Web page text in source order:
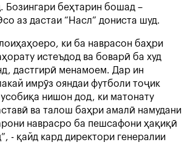
Бозингари беҳтарин бошад –
аз дастаи “Насл” дониста шуд.
ки ба наврасон баҳри
истеъдод ва боварӣ ба худ
дастгирӣ менамоем. Дар ин
имрӯз ояндаи футболи тоҷик
нишон дод, ки матонату
ва талош баҳри амалӣ намудани
наврасро ба пешсафони ҳақиқӣ
- қайд кард директори генералии